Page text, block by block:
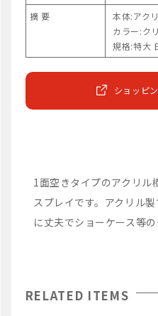
摘 要
本体:アク
カラー:ク
規格:特大
ショッピ
1面空きタイプのアクリル
スプレイです。アクリル
に丈夫でショーケース等
RELATED ITEMS